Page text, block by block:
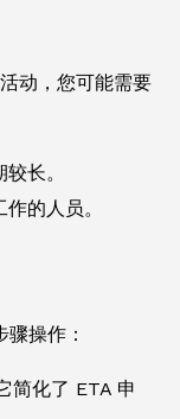
动，您可能需要
长。
的人员。
操作：
简化了 ETA 申